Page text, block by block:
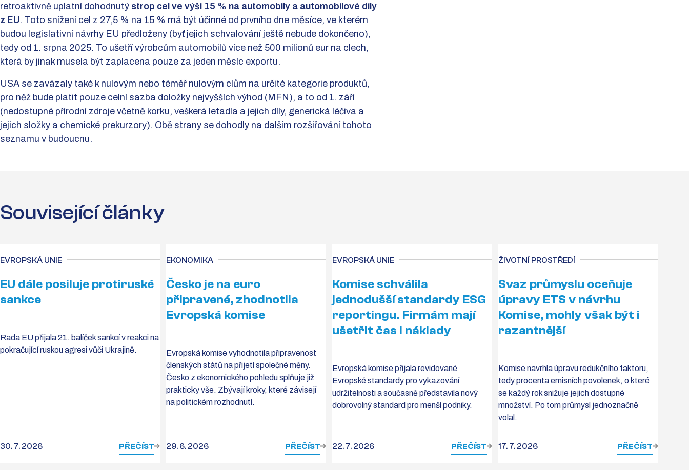
retroaktivně uplatní dohodnutý strop cel ve výši 15 % na automobily a automobilové díly
z EU. Toto snížení cel z 27,5 % na 15 % má být účinné od prvního dne měsíce, ve kterém
budou legislativní návrhy EU předloženy (byť jejich schvalování ještě nebude dokončeno),
tedy od 1. srpna 2025. To ušetří výrobcům automobilů více než 500 milionů eur na clech,
která by jinak musela být zaplacena pouze za jeden měsíc exportu.
USA se zavázaly také k nulovým nebo téměř nulovým clům na určité kategorie produktů,
pro něž bude platit pouze celní sazba doložky nejvyšších výhod (MFN), a to od 1. září
(nedostupné přírodní zdroje včetně korku, veškerá letadla a jejich díly, generická léčiva a
jejich složky a chemické prekurzory). Obě strany se dohodly na dalším rozšiřování tohoto
seznamu v budoucnu.
Související články
EVROPSKÁ UNIE
EU dále posiluje protiruské
sankce
Rada EU přijala 21. balíček sankcí v reakci na
pokračující ruskou agresi vůči Ukrajině.
30. 7. 2026 PŘEČÍST
EKONOMIKA
Česko je na euro
připravené, zhodnotila
Evropská komise
Evropská komise vyhodnotila připravenost
členských států na přijetí společné měny.
Česko z ekonomického pohledu splňuje již
prakticky vše. Zbývají kroky, které závisejí
na politickém rozhodnutí.
29. 6. 2026 PŘEČÍST
EVROPSKÁ UNIE
Komise schválila
jednodušší standardy ESG
reportingu. Firmám mají
ušetřit čas i náklady
Evropská komise přijala revidované
Evropské standardy pro vykazování
udržitelnosti a současně představila nový
dobrovolný standard pro menší podniky.
22. 7. 2026 PŘEČÍST
ŽIVOTNÍ PROSTŘEDÍ
Svaz průmyslu oceňuje
úpravy ETS v návrhu
Komise, mohly však být i
razantnější
Komise navrhla úpravu redukčního faktoru,
tedy procenta emisních povolenek, o které
se každý rok snižuje jejich dostupné
množství. Po tom průmysl jednoznačně
volal.
17. 7. 2026 PŘEČÍST